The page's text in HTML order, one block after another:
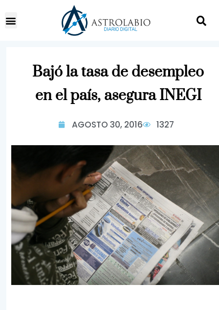
Bajó la tasa de desempleo
en el país, asegura INEGI
AGOSTO 30, 2016 1327